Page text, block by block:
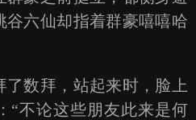
六仙却指着群豪嘻嘻哈
数拜，站起来时，脸上
“不论这些朋友此来是何